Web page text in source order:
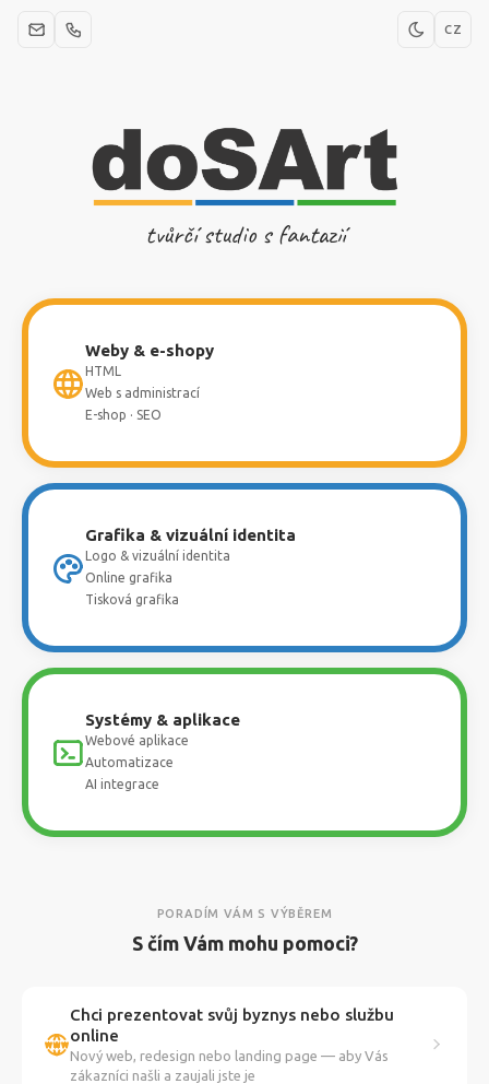
CZ
tvůrčí studio s fantazií
Weby & e-shopy
HTML
Web s administrací
E-shop · SEO
Grafika & vizuální identita
Logo & vizuální identita
Online grafika
Tisková grafika
Systémy & aplikace
Webové aplikace
Automatizace
AI integrace
PORADÍM VÁM S VÝBĚREM
S čím Vám mohu pomoci?
Chci prezentovat svůj byznys nebo službu
online
Nový web, redesign nebo landing page — aby Vás
zákazníci našli a zaujali jste je